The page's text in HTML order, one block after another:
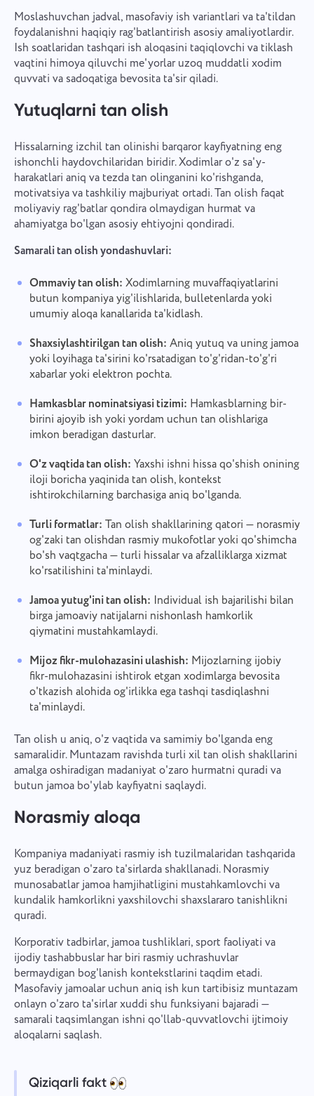
Moslashuvchan jadval, masofaviy ish variantlari va ta'tildan
foydalanishni haqiqiy rag'batlantirish asosiy amaliyotlardir.
Ish soatlaridan tashqari ish aloqasini taqiqlovchi va tiklash
vaqtini himoya qiluvchi me'yorlar uzoq muddatli xodim
quvvati va sadoqatiga bevosita ta'sir qiladi.
Yutuqlarni tan olish
Hissalarning izchil tan olinishi barqaror kayfiyatning eng
ishonchli haydovchilaridan biridir. Xodimlar o'z sa'y-
harakatlari aniq va tezda tan olinganini ko'rishganda,
motivatsiya va tashkiliy majburiyat ortadi. Tan olish faqat
moliyaviy rag'batlar qondira olmaydigan hurmat va
ahamiyatga bo'lgan asosiy ehtiyojni qondiradi.
Samarali tan olish yondashuvlari:
Ommaviy tan olish: Xodimlarning muvaffaqiyatlarini
butun kompaniya yig'ilishlarida, bulletenlarda yoki
umumiy aloqa kanallarida ta'kidlash.
Shaxsiylashtirilgan tan olish: Aniq yutuq va uning jamoa
yoki loyihaga ta'sirini ko'rsatadigan to'g'ridan-to'g'ri
xabarlar yoki elektron pochta.
Hamkasblar nominatsiyasi tizimi: Hamkasblarning bir-
birini ajoyib ish yoki yordam uchun tan olishlariga
imkon beradigan dasturlar.
O'z vaqtida tan olish: Yaxshi ishni hissa qo'shish onining
iloji boricha yaqinida tan olish, kontekst
ishtirokchilarning barchasiga aniq bo'lganda.
Turli formatlar: Tan olish shakllarining qatori — norasmiy
og'zaki tan olishdan rasmiy mukofotlar yoki qo'shimcha
bo'sh vaqtgacha — turli hissalar va afzalliklarga xizmat
ko'rsatilishini ta'minlaydi.
Jamoa yutug'ini tan olish: Individual ish bajarilishi bilan
birga jamoaviy natijalarni nishonlash hamkorlik
qiymatini mustahkamlaydi.
Mijoz fikr-mulohazasini ulashish: Mijozlarning ijobiy
fikr-mulohazasini ishtirok etgan xodimlarga bevosita
o'tkazish alohida og'irlikka ega tashqi tasdiqlashni
ta'minlaydi.
Tan olish u aniq, o'z vaqtida va samimiy bo'lganda eng
samaralidir. Muntazam ravishda turli xil tan olish shakllarini
amalga oshiradigan madaniyat o'zaro hurmatni quradi va
butun jamoa bo'ylab kayfiyatni saqlaydi.
Norasmiy aloqa
Kompaniya madaniyati rasmiy ish tuzilmalaridan tashqarida
yuz beradigan o'zaro ta'sirlarda shakllanadi. Norasmiy
munosabatlar jamoa hamjihatligini mustahkamlovchi va
kundalik hamkorlikni yaxshilovchi shaxslararo tanishlikni
quradi.
Korporativ tadbirlar, jamoa tushliklari, sport faoliyati va
ijodiy tashabbuslar har biri rasmiy uchrashuvlar
bermaydigan bog'lanish kontekstlarini taqdim etadi.
Masofaviy jamoalar uchun aniq ish kun tartibisiz muntazam
onlayn o'zaro ta'sirlar xuddi shu funksiyani bajaradi —
samarali taqsimlangan ishni qo'llab-quvvatlovchi ijtimoiy
aloqalarni saqlash.
Qiziqarli fakt
Tarjima xatosini xabar qiling
Muammo tavsifini va to'g'ri variantni ko'rsating
Fayllarni ko'rib chiqing yoki tortib qo'ying
Yuborish
Biz bilan bog'laning
Telefon raqami
Email
Sizning xabaringiz
Yuborish
"Yuborish" tugmasini bosish orqali siz shaxsiy
maʼlumotlaringizning quyidagi hujjatga muvofiq
Xatolik haqida xabar bering
Iltimos, duch kelgan muammo haqida batafsil
biriktirishdan tortinmang. Sizning faol
ishtirokingiz foydalanuvchilar tajribasini
yaxshilashga yordam beradi va barchaga yaxshi
xizmat ko'rsatadi.
Your message has been sent
We will contact you soon
Taskee ning bir qismi bo'lgansiz
Biz albatta uni o'rganib chiqamiz va uni
mahsulotga qo'llashga harakat qilamiz. Siz bizga
har kuni yaxshilanishga yordam berasiz!
Funktsiyangizni taklif qiling
Funktsiya
Qanday ishlaydi
Taklif qilish
Tugmani bosish orqali siz ma'lumotlaringizni
qayta ishlashga roziligingizni tasdiqlaysiz